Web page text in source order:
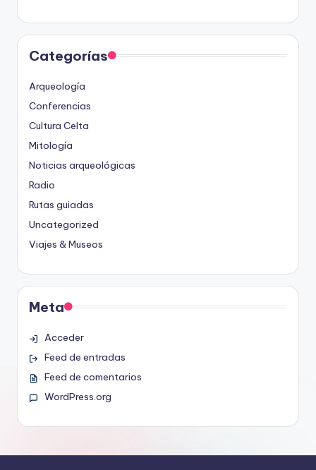
Categorías
Arqueología
Conferencias
Cultura Celta
Mitología
Noticias arqueológicas
Radio
Rutas guiadas
Uncategorized
Viajes & Museos
Meta
Acceder
Feed de entradas
Feed de comentarios
WordPress.org